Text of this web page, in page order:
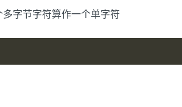
字节字符算作一个单字符